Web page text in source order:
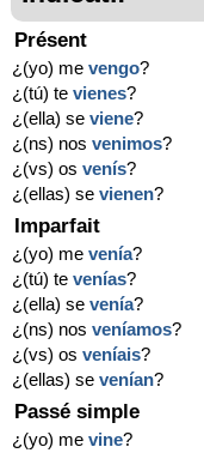
Présent
¿(yo) me vengo?
¿(tú) te vienes?
¿(ella) se viene?
¿(ns) nos venimos?
¿(vs) os venís?
¿(ellas) se vienen?
Imparfait
¿(yo) me venía?
¿(tú) te venías?
¿(ella) se venía?
¿(ns) nos veníamos?
¿(vs) os veníais?
¿(ellas) se venían?
Passé simple
¿(yo) me vine?